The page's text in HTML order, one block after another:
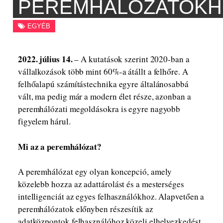
EGYÉB
2022. július 14.– A kutatások szerint 2020-ban a
vállalkozások több mint 60%-a átállt a felhőre. A
felhőalapú számítástechnika egyre általánosabbá
vált, ma pedig már a modern élet része, azonban a
peremhálózati megoldásokra is egyre nagyobb
figyelem hárul.
Mi az a peremhálózat?
A peremhálózat egy olyan koncepció, amely
közelebb hozza az adattárolást és a mesterséges
intelligenciát az egyes felhasználókhoz. Alapvetően a
peremhálózatok előnyben részesítik az